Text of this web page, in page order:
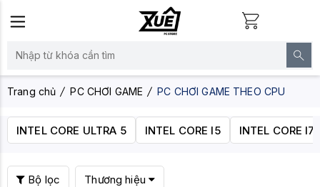
Trang chủ PC CHƠI GAME PC CHƠI GAME THEO CPU
INTEL CORE ULTRA 5 INTEL CORE I5 INTEL CORE I7
Bộ lọc Thương hiệu